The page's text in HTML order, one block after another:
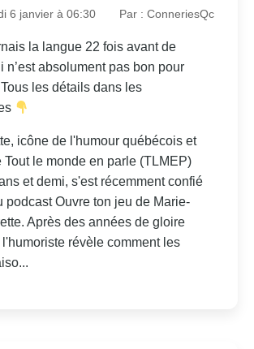
6 janvier à 06:30 Par : ConneriesQc
la langue 22 fois avant de
n’est absolument pas bon pour
Tous les détails dans les
icône de l'humour québécois et
Tout le monde en parle (TLMEP)
et demi, s'est récemment confié
podcast Ouvre ton jeu de Marie-
Après des années de gloire
révèle comment les